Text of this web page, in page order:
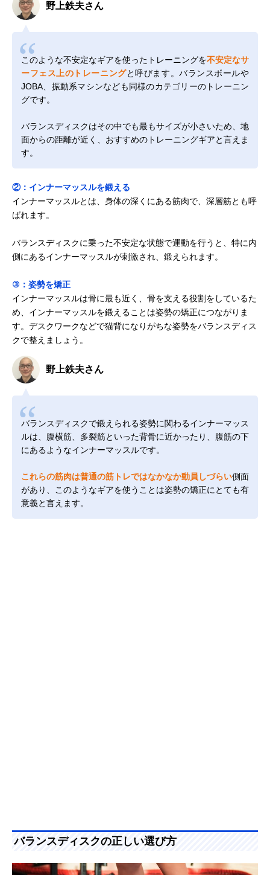
野上鉄夫さん
このような不安定なギアを使ったトレーニングを不安定なサ
ーフェス上のトレーニングと呼びます。バランスボールや
JOBA、振動系マシンなども同様のカテゴリーのトレーニン
グです。
バランスディスクはその中でも最もサイズが小さいため、地
面からの距離が近く、おすすめのトレーニングギアと言えま
す。
②：インナーマッスルを鍛える
インナーマッスルとは、身体の深くにある筋肉で、深層筋とも呼
ばれます。
バランスディスクに乗った不安定な状態で運動を行うと、特に内
側にあるインナーマッスルが刺激され、鍛えられます。
③：姿勢を矯正
インナーマッスルは骨に最も近く、骨を支える役割をしているた
め、インナーマッスルを鍛えることは姿勢の矯正につながりま
す。デスクワークなどで猫背になりがちな姿勢をバランスディス
クで整えましょう。
野上鉄夫さん
バランスディスクで鍛えられる姿勢に関わるインナーマッス
ルは、腹横筋、多裂筋といった背骨に近かったり、腹筋の下
にあるようなインナーマッスルです。
これらの筋肉は普通の筋トレではなかなか動員しづらい側面
があり、このようなギアを使うことは姿勢の矯正にとても有
意義と言えます。
バランスディスクの正しい選び方